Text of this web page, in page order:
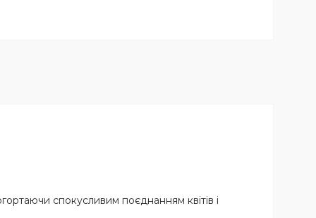
спокусливим поєднанням квітів і